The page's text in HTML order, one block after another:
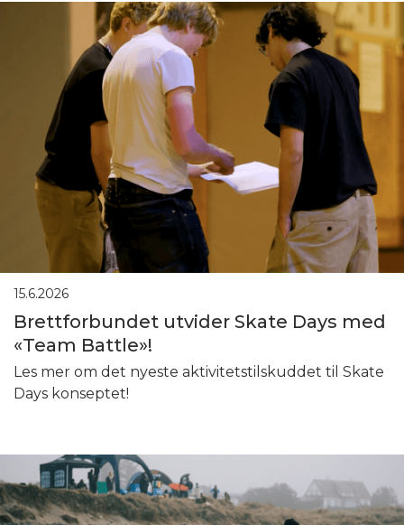
15.6.2026
Brettforbundet utvider Skate Days med
«Team Battle»!
Les mer om det nyeste aktivitetstilskuddet til Skate
Days konseptet!